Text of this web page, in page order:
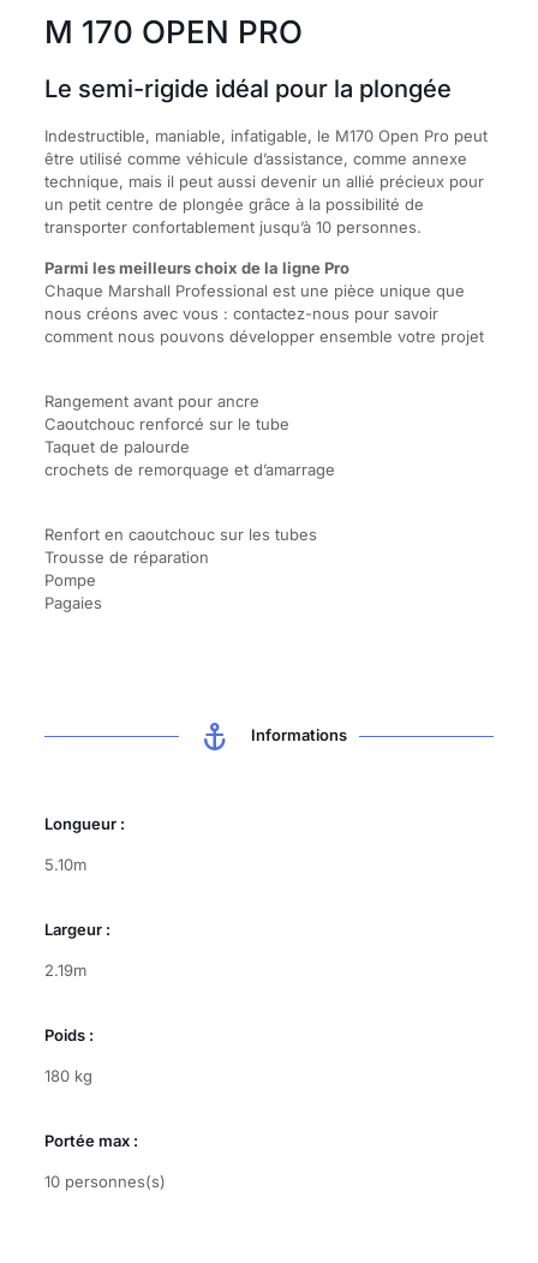
M 170 OPEN PRO
Le semi-rigide idéal pour la plongée
Indestructible, maniable, infatigable, le M170 Open Pro peut
être utilisé comme véhicule d’assistance, comme annexe
technique, mais il peut aussi devenir un allié précieux pour
un petit centre de plongée grâce à la possibilité de
transporter confortablement jusqu’à 10 personnes.
Parmi les meilleurs choix de la ligne Pro
Chaque Marshall Professional est une pièce unique que
nous créons avec vous : contactez-nous pour savoir
comment nous pouvons développer ensemble votre projet
Rangement avant pour ancre
Caoutchouc renforcé sur le tube
Taquet de palourde
crochets de remorquage et d’amarrage
Renfort en caoutchouc sur les tubes
Trousse de réparation
Pompe
Pagaies
Informations
Longueur :
5.10m
Largeur :
2.19m
Poids :
180 kg
Portée max :
10 personnes(s)